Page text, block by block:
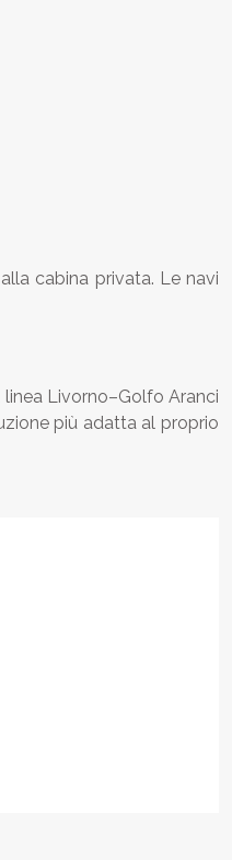
cabina privata. Le navi
Livorno–Golfo Aranci
più adatta al proprio